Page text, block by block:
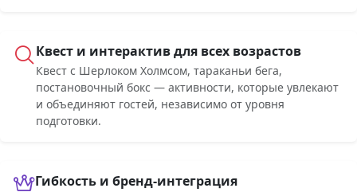
Квест и интерактив для всех возрастов
Квест с Шерлоком Холмсом, тараканьи бега,
постановочный бокс — активности, которые увлекают
и объединяют гостей, независимо от уровня
подготовки.
Гибкость и бренд-интеграция